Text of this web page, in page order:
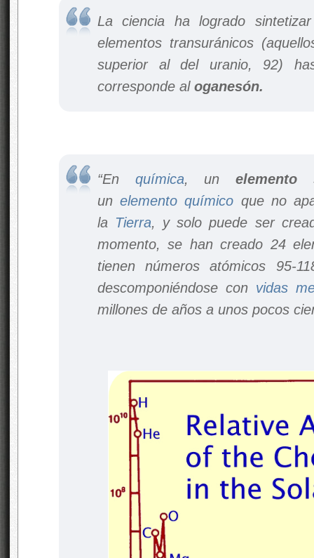
La ciencia ha logrado
elementos transuránicos
superior al del uranio, 92)
corresponde al oganesón.
“En química, unelemento
unelemento químico que no
la Tierra, y solo puede ser
momento, se han creado 24
tienen números atómicos 95-
descomponiéndose con vidas
millones de años a unos pocos